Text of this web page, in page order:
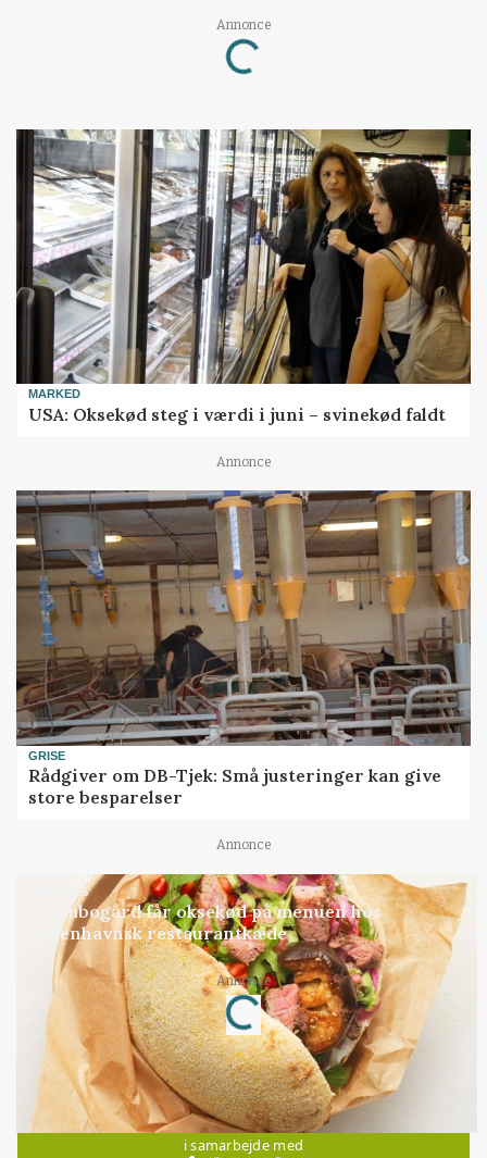
Annonce
Loading...
MARKED
USA: Oksekød steg i værdi i juni – svinekød faldt
Annonce
GRISE
Rådgiver om DB-Tjek: Små justeringer kan give
store besparelser
Annonce
BUSINESS
Grambogård får oksekød på menuen hos
københavnsk restaurantkæde
Annonce
Loading...
Jobs
i samarbejde med